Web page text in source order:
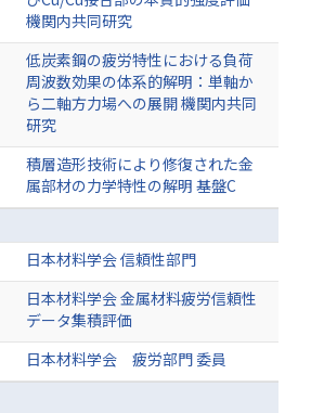
機関内共同研究
低炭素鋼の疲労特性における負荷
周波数効果の体系的解明：単軸か
ら二軸方力場への展開 機関内共同
研究
積層造形技術により修復された金
属部材の力学特性の解明 基盤C
日本材料学会 信頼性部門
日本材料学会 金属材料疲労信頼性
データ集積評価
日本材料学会 疲労部門 委員